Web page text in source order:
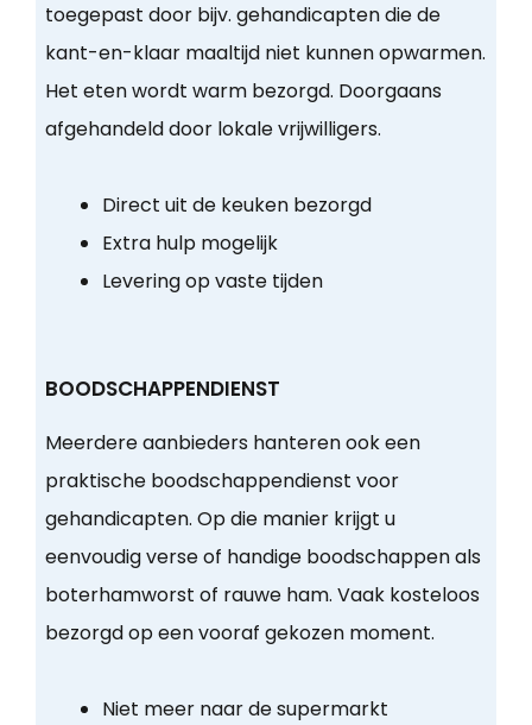
toegepast door bijv. gehandicapten die de
kant-en-klaar maaltijd niet kunnen opwarmen.
Het eten wordt warm bezorgd. Doorgaans
afgehandeld door lokale vrijwilligers.
Direct uit de keuken bezorgd
Extra hulp mogelijk
Levering op vaste tijden
BOODSCHAPPENDIENST
Meerdere aanbieders hanteren ook een
praktische boodschappendienst voor
gehandicapten. Op die manier krijgt u
eenvoudig verse of handige boodschappen als
boterhamworst of rauwe ham. Vaak kosteloos
bezorgd op een vooraf gekozen moment.
Niet meer naar de supermarkt